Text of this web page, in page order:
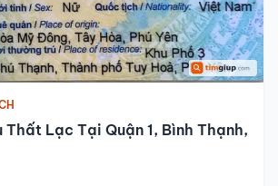
Thất Lạc Tại Quận 1, Bình Thạnh,